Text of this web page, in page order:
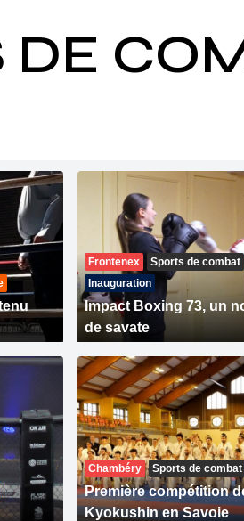
DE
Frontenex Sports de combat
Inauguration
Impact Boxing 73, un
de savate
Chambéry Sports de combat
Première compétition
Kyokushin en Savoie